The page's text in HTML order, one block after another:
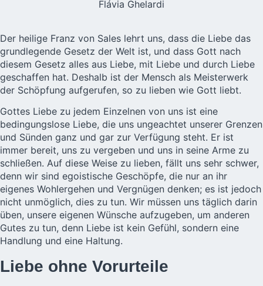
Flávia Ghelardi
Der heilige Franz von Sales lehrt uns, dass die Liebe das
grundlegende Gesetz der Welt ist, und dass Gott nach
diesem Gesetz alles aus Liebe, mit Liebe und durch Liebe
geschaffen hat. Deshalb ist der Mensch als Meisterwerk
der Schöpfung aufgerufen, so zu lieben wie Gott liebt.
Gottes Liebe zu jedem Einzelnen von uns ist eine
bedingungslose Liebe, die uns ungeachtet unserer Grenzen
und Sünden ganz und gar zur Verfügung steht. Er ist
immer bereit, uns zu vergeben und uns in seine Arme zu
schließen. Auf diese Weise zu lieben, fällt uns sehr schwer,
denn wir sind egoistische Geschöpfe, die nur an ihr
eigenes Wohlergehen und Vergnügen denken; es ist jedoch
nicht unmöglich, dies zu tun. Wir müssen uns täglich darin
üben, unsere eigenen Wünsche aufzugeben, um anderen
Gutes zu tun, denn Liebe ist kein Gefühl, sondern eine
Handlung und eine Haltung.
Liebe ohne Vorurteile